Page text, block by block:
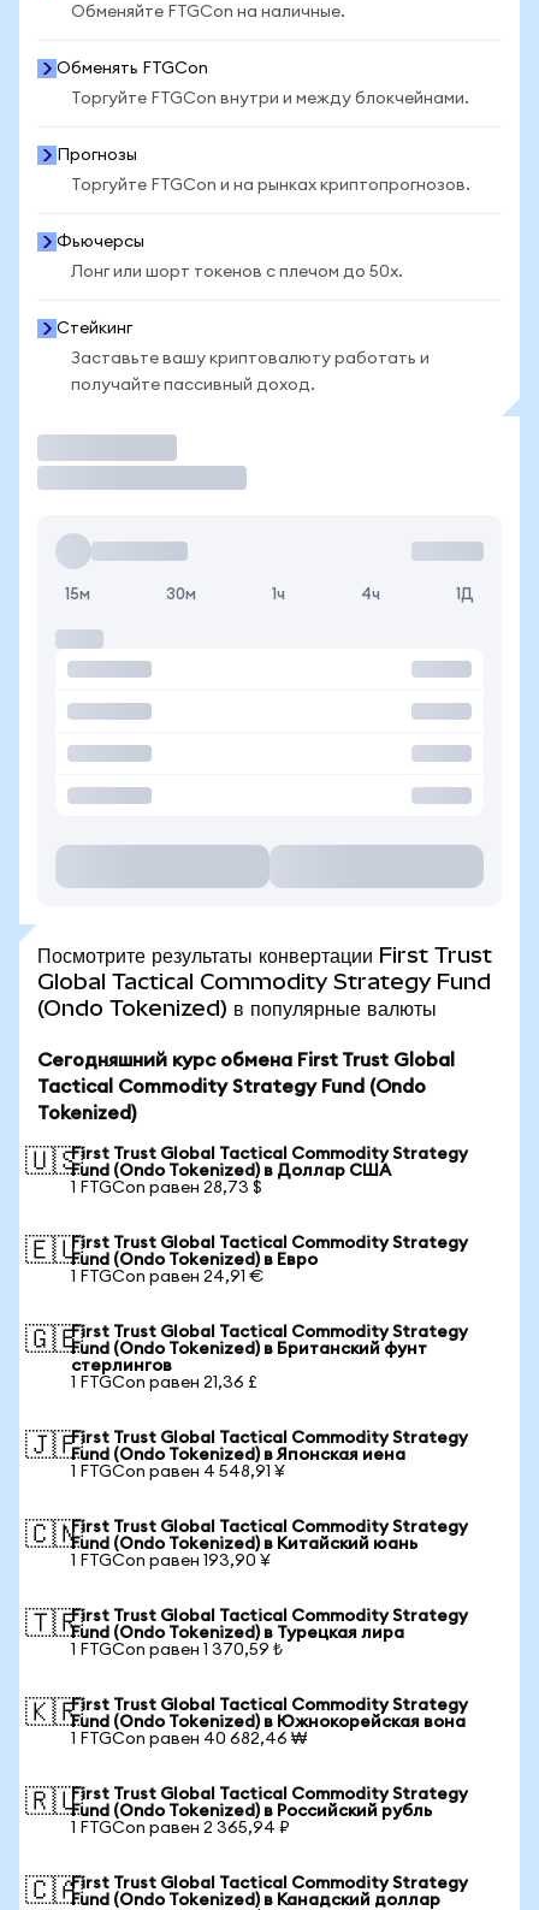
Обменяйте FTGCon на наличные.
Обменять FTGCon
Торгуйте FTGCon внутри и между блокчейнами.
Прогнозы
Торгуйте FTGCon и на рынках криптопрогнозов.
Фьючерсы
Лонг или шорт токенов с плечом до 50x.
Стейкинг
Заставьте вашу криптовалюту работать и
получайте пассивный доход.
15м 30м 1ч 4ч 1Д
Посмотрите результаты конвертации First Trust
Global Tactical Commodity Strategy Fund
(Ondo Tokenized) в популярные валюты
Сегодняшний курс обмена First Trust Global
Tactical Commodity Strategy Fund (Ondo
Tokenized)
🇺🇸First Trust Global Tactical Commodity Strategy
Fund (Ondo Tokenized) в Доллар США
1 FTGCon равен 28,73 $
🇪🇺First Trust Global Tactical Commodity Strategy
Fund (Ondo Tokenized) в Евро
1 FTGCon равен 24,91 €
🇬🇧First Trust Global Tactical Commodity Strategy
Fund (Ondo Tokenized) в Британский фунт
стерлингов
1 FTGCon равен 21,36 £
🇯🇵First Trust Global Tactical Commodity Strategy
Fund (Ondo Tokenized) в Японская иена
1 FTGCon равен 4 548,91 ¥
🇨🇳First Trust Global Tactical Commodity Strategy
Fund (Ondo Tokenized) в Китайский юань
1 FTGCon равен 193,90 ¥
🇹🇷First Trust Global Tactical Commodity Strategy
Fund (Ondo Tokenized) в Турецкая лира
1 FTGCon равен 1 370,59 ₺
🇰🇷First Trust Global Tactical Commodity Strategy
Fund (Ondo Tokenized) в Южнокорейская вона
1 FTGCon равен 40 682,46 ₩
🇷🇺First Trust Global Tactical Commodity Strategy
Fund (Ondo Tokenized) в Российский рубль
1 FTGCon равен 2 365,94 ₽
🇨🇦First Trust Global Tactical Commodity Strategy
Fund (Ondo Tokenized) в Канадский доллар